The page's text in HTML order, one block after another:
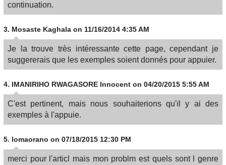
continuation.
3. Mosaste Kaghala on 11/16/2014 4:35 AM
Je la trouve très intéressante cette page, cependant je
suggererais que les exemples soient donnés pour appuier.
4. IMANIRIHO RWAGASORE Innocent on 04/20/2015 5:55 AM
C'est pertinent, mais nous souhaiterions qu'il y ai des
exemples à l'appuie.
5. lomaorano on 07/18/2015 12:30 PM
merci pour l'articl mais mon problm est quels sont l genre